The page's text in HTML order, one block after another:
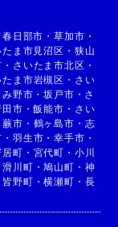
春日部市 ・草加市 ・
たま市見沼区 ・ 狭山
・ さいたま市北区 ・
たま市岩槻区 ・ さい
み野市 ・坂戸市 ・ さ
田市 ・飯能市 ・ さい
蕨市 ・ 鶴ヶ島市 ・ 志
・ 羽生市 ・幸手市 ・
居町 ・ 宮代町 ・ 小川
滑川町 ・鳩山町 ・ 神
皆野町 ・横瀬町 ・ 長